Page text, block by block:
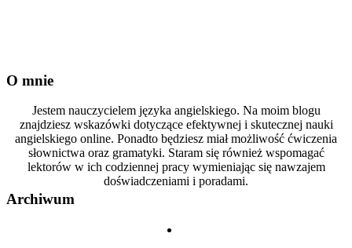
O mnie
Jestem nauczycielem języka angielskiego. Na moim blogu
znajdziesz wskazówki dotyczące efektywnej i skutecznej nauki
angielskiego online. Ponadto będziesz miał możliwość ćwiczenia
słownictwa oraz gramatyki. Staram się również wspomagać
lektorów w ich codziennej pracy wymieniając się nawzajem
doświadczeniami i poradami.
Archiwum